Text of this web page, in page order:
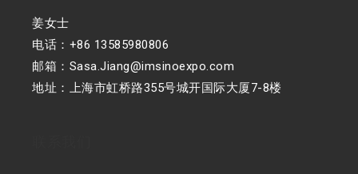
姜女士
电话：+86 13585980806
邮箱：Sasa.Jiang@imsinoexpo.com
地址：上海市虹桥路355号城开国际大厦7-8楼